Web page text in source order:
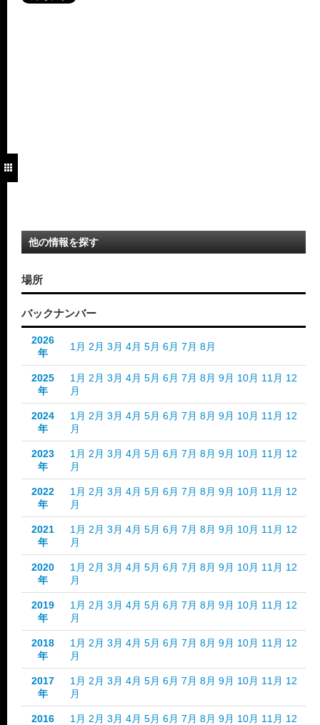
他の情報を探す
場所
バックナンバー
2026
年
1月 2月 3月 4月 5月 6月 7月 8月
2025
年
1月 2月 3月 4月 5月 6月 7月 8月 9月 10月 11月 12
月
2024
年
1月 2月 3月 4月 5月 6月 7月 8月 9月 10月 11月 12
月
2023
年
1月 2月 3月 4月 5月 6月 7月 8月 9月 10月 11月 12
月
2022
年
1月 2月 3月 4月 5月 6月 7月 8月 9月 10月 11月 12
月
2021
年
1月 2月 3月 4月 5月 6月 7月 8月 9月 10月 11月 12
月
2020
年
1月 2月 3月 4月 5月 6月 7月 8月 9月 10月 11月 12
月
2019
年
1月 2月 3月 4月 5月 6月 7月 8月 9月 10月 11月 12
月
2018
年
1月 2月 3月 4月 5月 6月 7月 8月 9月 10月 11月 12
月
2017
年
1月 2月 3月 4月 5月 6月 7月 8月 9月 10月 11月 12
月
2016
1月 2月 3月 4月 5月 6月 7月 8月 9月 10月 11月 12